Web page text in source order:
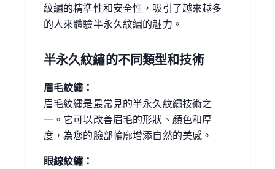
紋繡的精準性和安全性，吸引了越來越多
的人來體驗半永久紋繡的魅力。
半永久紋繡的不同類型和技術
眉毛紋繡：
眉毛紋繡是最常見的半永久紋繡技術之
一。它可以改善眉毛的形狀、顏色和厚
度，為您的臉部輪廓增添自然的美感。
眼線紋繡：